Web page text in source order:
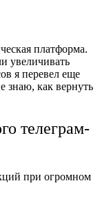
платформа.
увеличивать
я перевел еще
знаю, как вернуть
телеграм-
при огромном